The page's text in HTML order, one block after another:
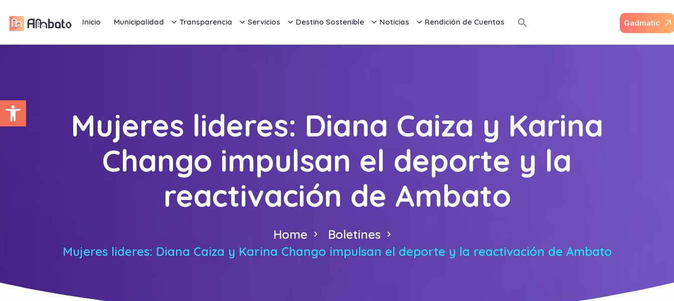
Abrir barra de herramientas
Inicio Municipalidad Transparencia Servicios Destino Sostenible Noticias Rendición de Cuentas Gadmatic
Mujeres lideres: Diana Caiza y Karina
Chango impulsan el deporte y la
reactivación de Ambato
Home
Boletines
Mujeres lideres: Diana Caiza y Karina Chango impulsan el deporte y la reactivación de Ambato